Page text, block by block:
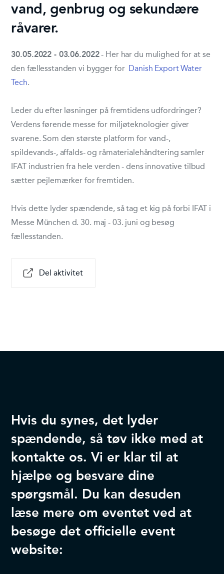
vand, genbrug og sekundære
råvarer.
30.05.2022 - 03.06.2022- Her har du mulighed for at se
den fællesstanden vi bygger for Danish Export Water
Tech.
Leder du efter løsninger på fremtidens udfordringer?
Verdens førende messe for miljøteknologier giver
svarene. Som den største platform for vand-,
spildevands-, affalds- og råmaterialehåndtering samler
IFAT industrien fra hele verden - dens innovative tilbud
sætter pejlemærker for fremtiden.
Hvis dette lyder spændende, så tag et kig på forbi IFAT i
Messe München d. 30. maj - 03. juni og besøg
fællesstanden.
Del aktivitet
Hvis du synes, det lyder
spændende, så tøv ikke med at
kontakte os. Vi er klar til at
hjælpe og besvare dine
spørgsmål. Du kan desuden
læse mere om eventet ved at
besøge det officielle event
website: